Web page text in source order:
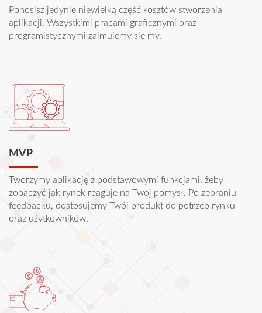
Ponosisz jedynie niewielką część kosztów stworzenia
aplikacji. Wszystkimi pracami graficznymi oraz
programistycznymi zajmujemy się my.
MVP
Tworzymy aplikację z podstawowymi funkcjami, żeby
zobaczyć jak rynek reaguje na Twój pomysł. Po zebraniu
feedbacku, dostosujemy Twój produkt do potrzeb rynku
oraz użytkowników.